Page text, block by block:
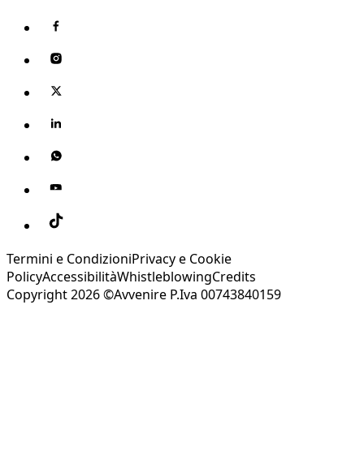
Termini e CondizioniPrivacy e Cookie
PolicyAccessibilitàWhistleblowingCredits
Copyright 2026 ©Avvenire P.Iva 00743840159